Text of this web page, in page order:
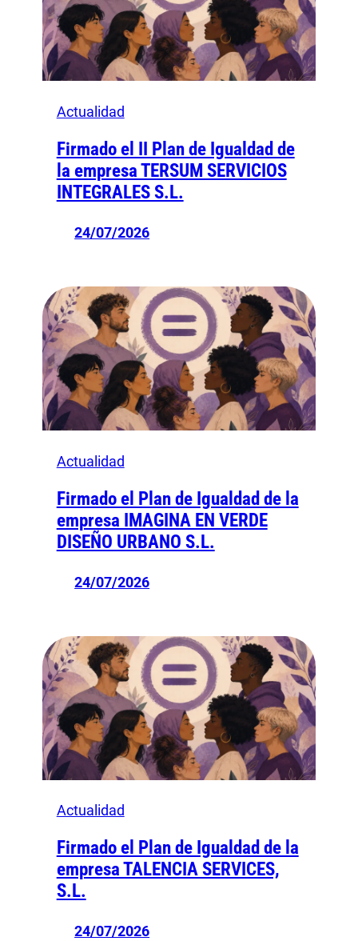
Actualidad
Firmado el II Plan de Igualdad de
la empresa TERSUM SERVICIOS
INTEGRALES S.L.
24/07/2026
Actualidad
Firmado el Plan de Igualdad de la
empresa IMAGINA EN VERDE
DISEÑO URBANO S.L.
24/07/2026
Actualidad
Firmado el Plan de Igualdad de la
empresa TALENCIA SERVICES,
S.L.
24/07/2026